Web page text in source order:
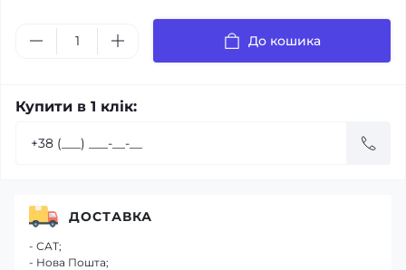
До кошика
Купити в 1 клік:
ДОСТАВКА
- САТ;
- Нова Пошта;